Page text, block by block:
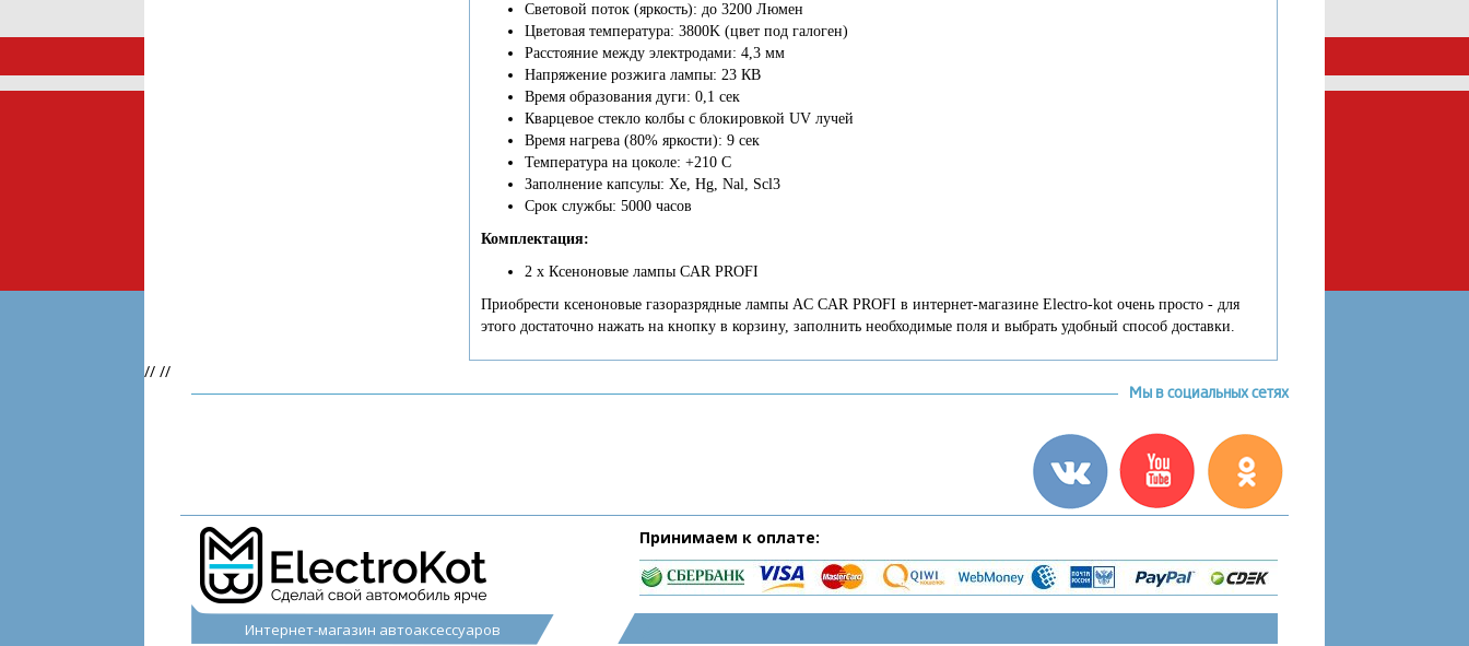
Световой поток (яркость): до 3200 Люмен
Цветовая температура: 3800K (цвет под галоген)
Расстояние между электродами: 4,3 мм
Напряжение розжига лампы: 23 КВ
Время образования дуги: 0,1 сек
Кварцевое стекло колбы с блокировкой UV лучей
Время нагрева (80% яркости): 9 сек
Температура на цоколе: +210 С
Заполнение капсулы: Xe, Hg, Nal, Scl3
Срок службы: 5000 часов
Комплектация:
2 х Ксеноновые лампы CAR PROFI
Приобрести ксеноновые газоразрядные лампы AC CAR PROFI в интернет-магазине Electro-kot очень просто - для
этого достаточно нажать на кнопку в корзину, заполнить необходимые поля и выбрать удобный способ доставки.
// //
Мы в социальных сетях
Интернет-магазин автоаксессуаров
Принимаем к оплате: